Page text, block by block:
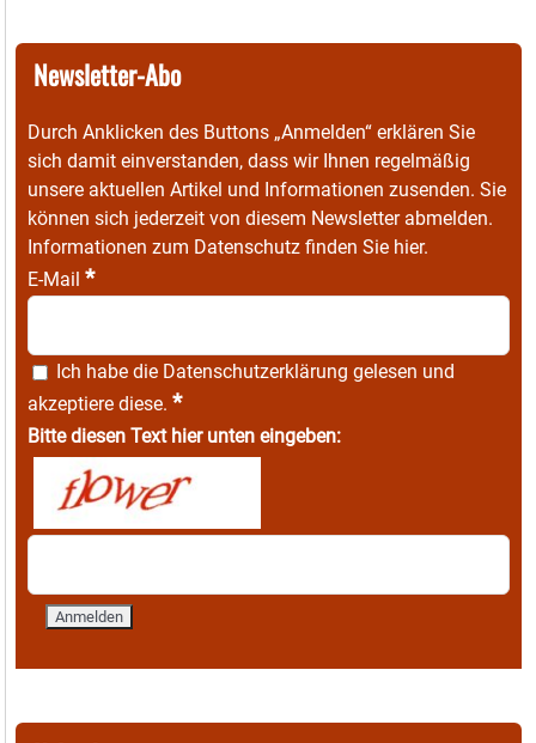
Newsletter-Abo
Durch Anklicken des Buttons „Anmelden“ erklären Sie
sich damit einverstanden, dass wir Ihnen regelmäßig
unsere aktuellen Artikel und Informationen zusenden. Sie
können sich jederzeit von diesem Newsletter abmelden.
Informationen zum Datenschutz finden Sie hier.
E-Mail *
Ich habe die Datenschutzerklärung gelesen und
akzeptiere diese. *
Bitte diesen Text hier unten eingeben: